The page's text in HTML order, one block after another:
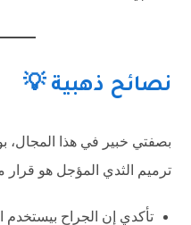
نصائح ذهبية 💡
بصفتي خبير في هذا المجال،
ترميم الثدي المؤجل هو
تأكدي إن الجراح